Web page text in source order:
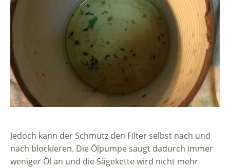
Jedoch kann der Schmutz den Filter selbst nach und
nach blockieren. Die Ölpumpe saugt dadurch immer
weniger Öl an und die Sägekette wird nicht mehr